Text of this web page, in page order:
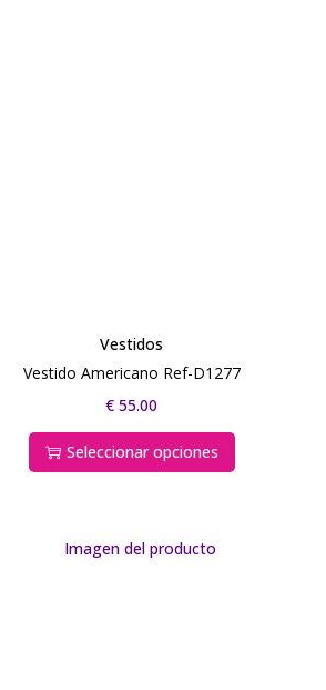
Vestidos
Vestido Americano Ref-D1277
€ 55.00
Seleccionar opciones